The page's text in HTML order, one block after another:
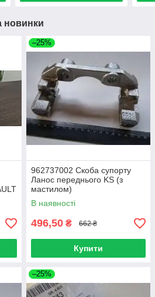
новинки
–25%
962737002 Скоба супорту
Ланос переднього KS (з
мастилом)
В наявності
496,50 ₴ 662 ₴
Купити
–25%